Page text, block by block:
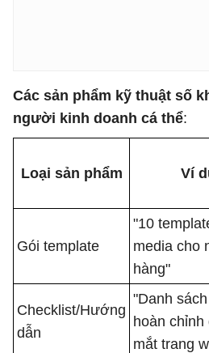
Các sản phẩm kỹ thuật số
người kinh doanh cá thể:
Loại sản phẩm Ví
Gói template
"10
media cho
hàng"
Checklist/Hướng
dẫn
"Danh
hoàn chỉnh
mắt trang